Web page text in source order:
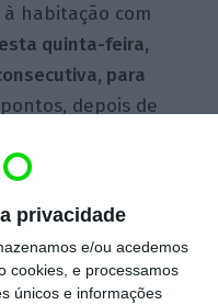
privacidade
e/ou acedemos
cookies, e processamos
únicos e informações
habitação com
quinta-feira,
para
depois de
para 3,982%,
novembro de
março de 2023
a Euribor a 12
dostockde
própria